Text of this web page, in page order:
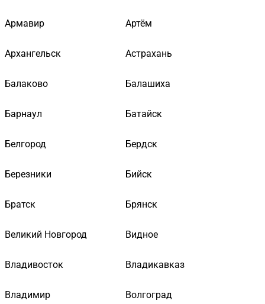
Армавир Артём
Архангельск Астрахань
Балаково Балашиха
Барнаул Батайск
Белгород Бердск
Березники Бийск
Братск Брянск
Великий Новгород Видное
Владивосток Владикавказ
Владимир Волгоград